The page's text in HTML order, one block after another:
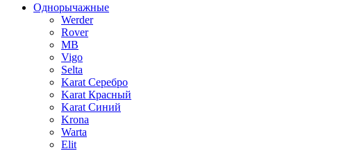
Однорычажные
Werder
Rover
MB
Vigo
Selta
Karat Серебро
Karat Красный
Karat Синий
Krona
Warta
Elit